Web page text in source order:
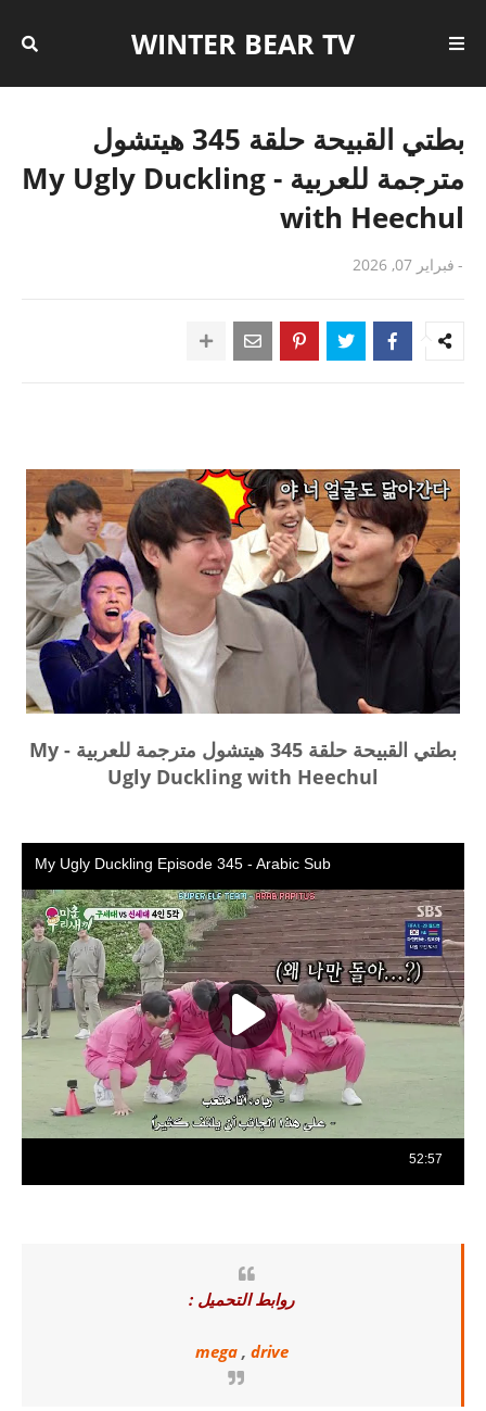
WINTER BEAR TV
بطتي القبيحة حلقة 345 هيتشول
مترجمة للعربية - My Ugly Duckling
with Heechul
- فبراير 07, 2026
بطتي القبيحة حلقة 345 هيتشول مترجمة للعربية - My
Ugly Duckling with Heechul
روابط التحميل :
mega, drive